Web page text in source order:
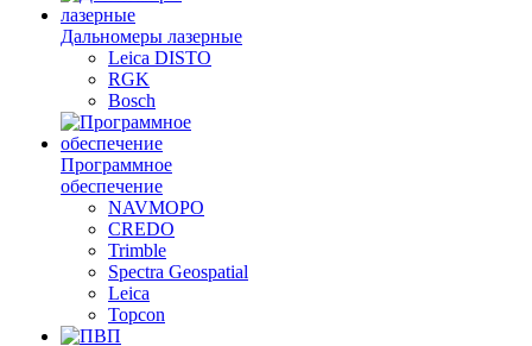
Дальномеры лазерные
Leica DISTO
RGK
Bosch
Программное
обеспечение
NAVMOPO
CREDO
Trimble
Spectra Geospatial
Leica
Topcon